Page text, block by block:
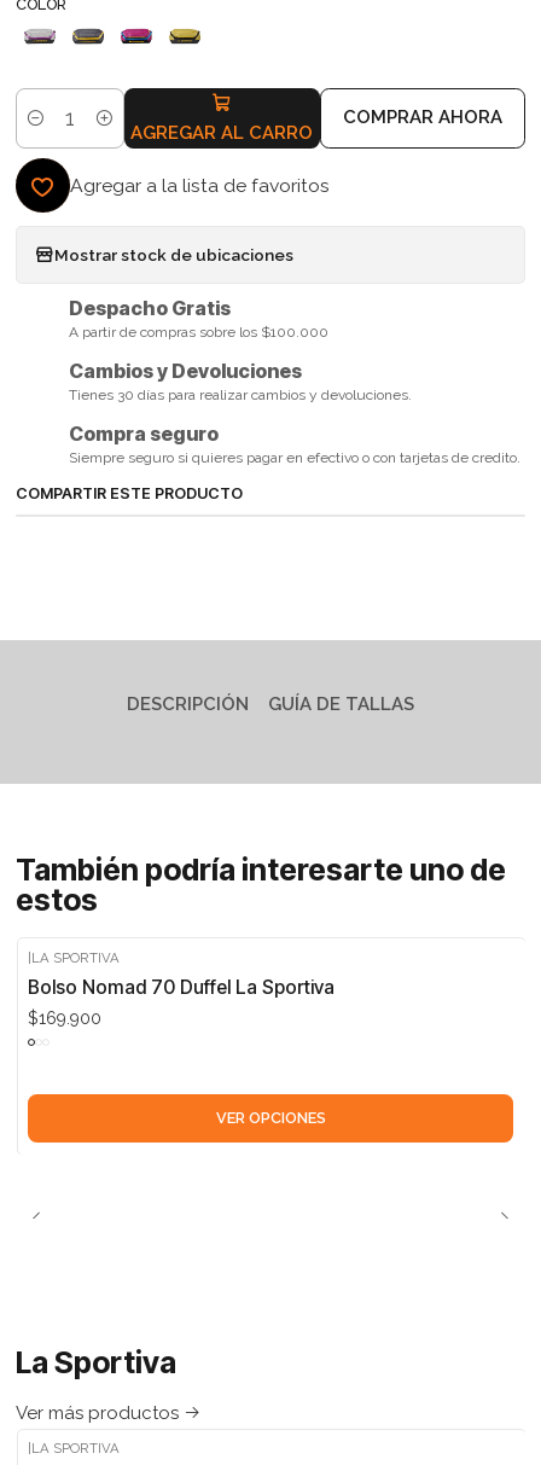
COLOR
Cantidad AGREGAR AL CARRO
COMPRAR AHORA
Agregar a la lista de favoritos
Mostrar stock de ubicaciones
Despacho Gratis
A partir de compras sobre los $100.000
Cambios y Devoluciones
Tienes 30 días para realizar cambios y devoluciones.
Compra seguro
Siempre seguro si quieres pagar en efectivo o con tarjetas de credito.
COMPARTIR ESTE PRODUCTO
DESCRIPCIÓN GUÍA DE TALLAS
También podría interesarte uno de
estos
|LA SPORTIVA
Bolso Nomad 70 Duffel La Sportiva
$169.900
VER OPCIONES
La Sportiva
Ver más productos
LA SPORTIVA